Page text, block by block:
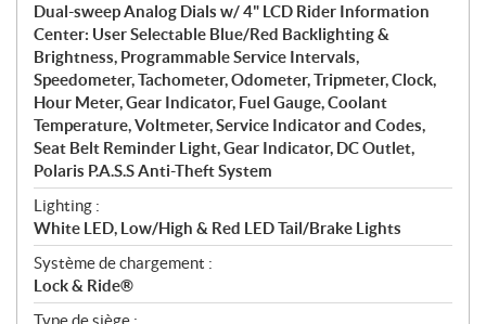
Dual-sweep Analog Dials w/ 4" LCD Rider Information
Center: User Selectable Blue/Red Backlighting &
Brightness, Programmable Service Intervals,
Speedometer, Tachometer, Odometer, Tripmeter, Clock,
Hour Meter, Gear Indicator, Fuel Gauge, Coolant
Temperature, Voltmeter, Service Indicator and Codes,
Seat Belt Reminder Light, Gear Indicator, DC Outlet,
Polaris P.A.S.S Anti-Theft System
Lighting :
White LED, Low/High & Red LED Tail/Brake Lights
Système de chargement :
Lock & Ride®
Type de siège :